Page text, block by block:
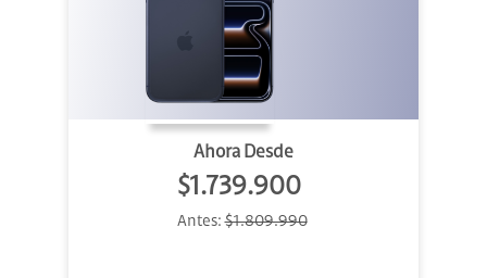
Ahora Desde
$1.739.900
Antes:$1.809.990